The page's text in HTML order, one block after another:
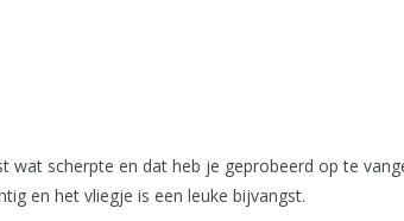
scherpte en dat heb je geprobeerd op te
en het vliegje is een leuke bijvangst.